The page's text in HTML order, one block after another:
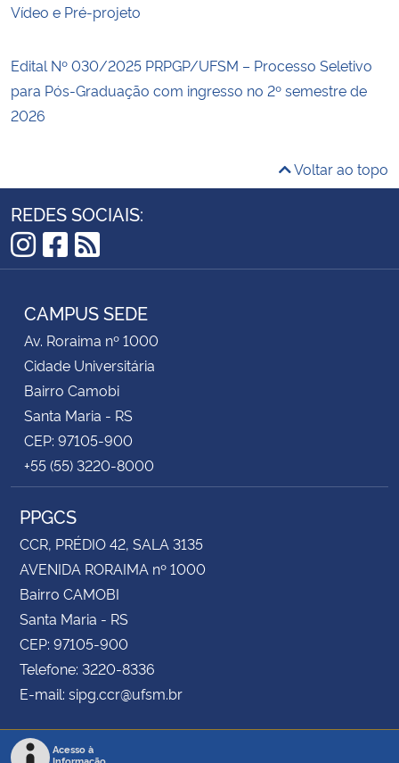
Vídeo e Pré-projeto
Edital Nº 030/2025 PRPGP/UFSM – Processo Seletivo
para Pós-Graduação com ingresso no 2º semestre de
2026
Voltar ao topo
REDES SOCIAIS:
Instagram
Facebook
RSS
CAMPUS SEDE
Av. Roraima nº 1000
Cidade Universitária
Bairro Camobi
Santa Maria - RS
CEP: 97105-900
+55 (55) 3220-8000
PPGCS
CCR, PRÉDIO 42, SALA 3135
AVENIDA RORAIMA nº 1000
Bairro CAMOBI
Santa Maria - RS
CEP: 97105-900
Telefone: 3220-8336
E-mail: sipg.ccr@ufsm.br
Acesso à